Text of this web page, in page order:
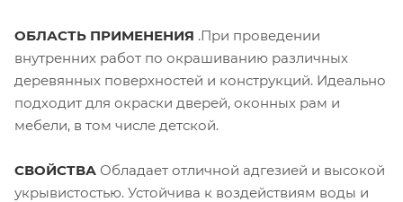
ОБЛАСТЬ ПРИМЕНЕНИЯ .При проведении
внутренних работ по окрашиванию различных
деревянных поверхностей и конструкций. Идеально
подходит для окраски дверей, оконных рам и
мебели, в том числе детской.
СВОЙСТВА Обладает отличной адгезией и высокой
укрывистостью. Устойчива к воздействиям воды и